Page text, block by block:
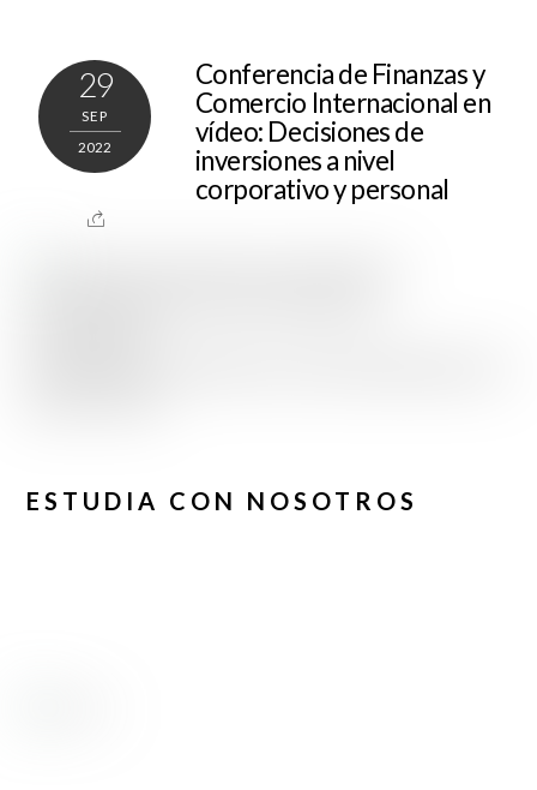
29
SEP
2022
Conferencia de Finanzas y
Comercio Internacional en
vídeo: Decisiones de
inversiones a nivel
corporativo y personal
ESTUDIA CON NOSOTROS